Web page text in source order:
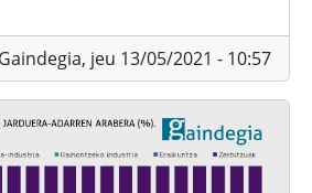
Gaindegia, jeu 13/05/2021 - 10:57